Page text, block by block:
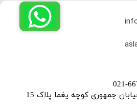
​021-
تهران خیابان جمهوری کوچه یغما پلاک 15